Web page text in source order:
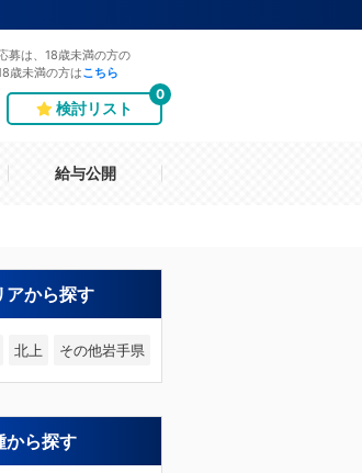
募は、18歳未満の方の
歳未満の方は こちら
検討リスト
0
給与公開
アから探す
北上 その他岩手県
から探す